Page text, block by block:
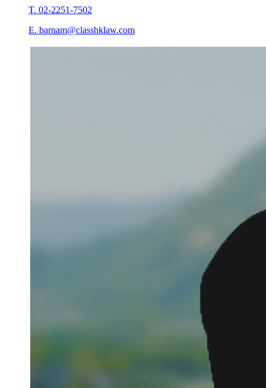
T. 02-2251-7502
E. barnam@classhklaw.com